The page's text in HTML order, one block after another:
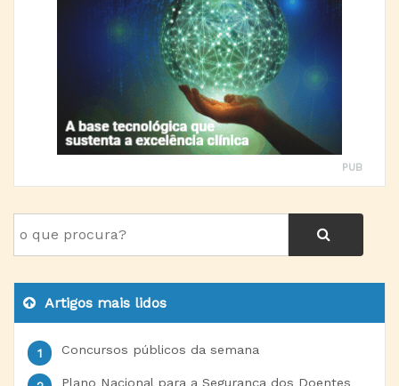
PUB
Artigos mais lidos
Concursos públicos da semana
Plano Nacional para a Segurança dos Doentes